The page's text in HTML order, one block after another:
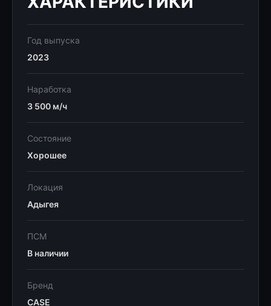
Год выпуска
2023
Наработка
3 500 м/ч
Состояние
Хорошее
Локация
Адыгея
ПСМ
В наличии
Бренд
CASE